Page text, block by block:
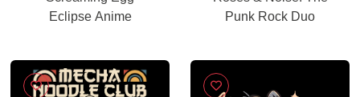
Eclipse Anime
Punk Rock Duo